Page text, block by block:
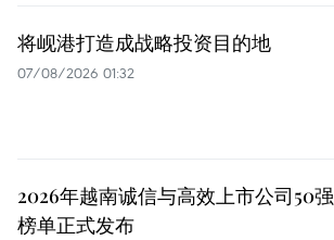
将岘港打造成战略投资目的地
07/08/2026 01:32
2026年越南诚信与高效上市公司50强
榜单正式发布